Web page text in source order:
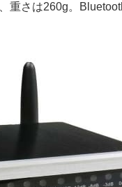
重さは260g。